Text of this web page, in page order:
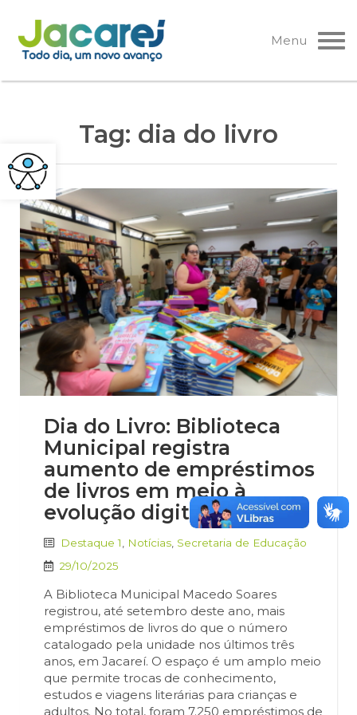
Pular
para
o
Menu
Tag: dia do livro
Dia do Livro: Biblioteca
Municipal registra
aumento de empréstimos
de livros em meio à
evolução digital
Destaque 1 Notícias Secretaria de Educação
29/10/2025
A Biblioteca Municipal Macedo Soares
registrou, até setembro deste ano, mais
empréstimos de livros do que o número
catalogado pela unidade nos últimos três
anos, em Jacareí. O espaço é um amplo meio
que permite trocas de conhecimento,
estudos e viagens literárias para crianças e
adultos. No total, foram 7.250 empréstimos de